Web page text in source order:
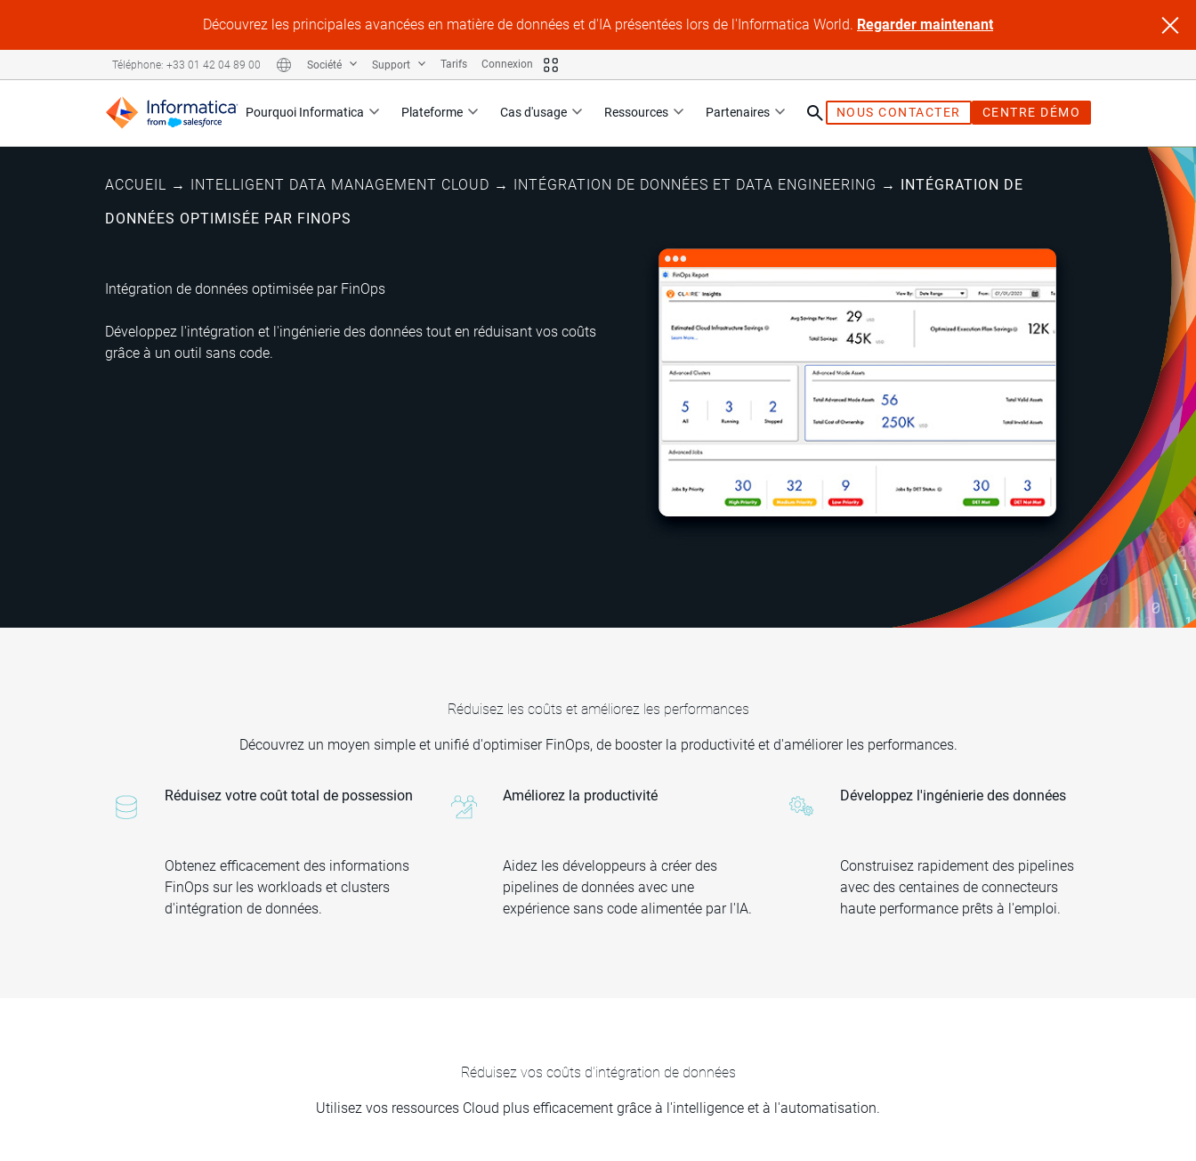
Découvrez les principales avancées en matière de données et d'IA présentées lors de l'Informatica World. Regarder maintenant
Pourquoi Informatica Plateforme Cas d'usage Ressources Partenaires NOUS CONTACTER CENTRE DÉMO
Téléphone: +33 01 42 04 89 00 Société Support Tarifs Connexion
ACCUEIL → INTELLIGENT DATA MANAGEMENT CLOUD → INTÉGRATION DE DONNÉES ET DATA ENGINEERING → INTÉGRATION DE
DONNÉES OPTIMISÉE PAR FINOPS
Intégration de données optimisée par FinOps
Développez l'intégration et l'ingénierie des données tout en réduisant vos coûts
grâce à un outil sans code.
Réduisez les coûts et améliorez les performances
Découvrez un moyen simple et unifié d'optimiser FinOps, de booster la productivité et d'améliorer les performances.
Réduisez votre coût total de possession
Obtenez efficacement des informations
FinOps sur les workloads et clusters
d'intégration de données.
Améliorez la productivité
Aidez les développeurs à créer des
pipelines de données avec une
expérience sans code alimentée par l'IA.
Développez l'ingénierie des données
Construisez rapidement des pipelines
avec des centaines de connecteurs
haute performance prêts à l'emploi.
Réduisez vos coûts d'intégration de données
Utilisez vos ressources Cloud plus efficacement grâce à l'intelligence et à l'automatisation.